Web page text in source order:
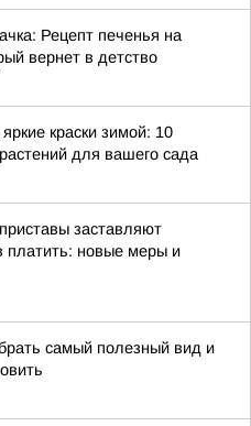
Рецепт печенья на
вернет в детство
краски зимой: 10
для вашего сада
заставляют
платить: новые меры и
самый полезный вид и